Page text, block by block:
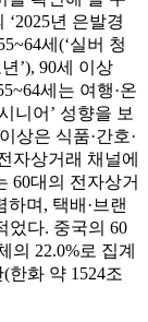
년 은발경
세(‘실버 청
’), 90세 이상
세는 여행·온
니어’ 성향을 보
상은 식품·간호·
자상거래 채널에
60대의 전자상거
며, 택배·브랜
었다. 중국의 60
의 22.0%로 집계
한화 약 1524조